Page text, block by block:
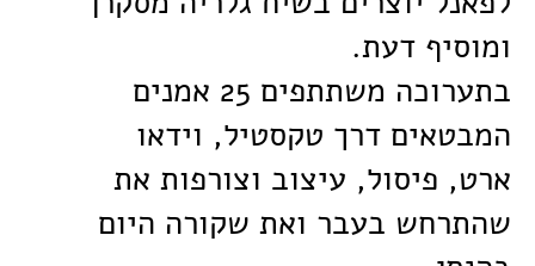
ומוסיף דעת.
בתערוכה משתתפים 25 אמנים
המבטאים דרך טקסטיל, וידאו
ארט, פיסול, עיצוב וצורפות את
שהתרחש בעבר ואת שקורה היום